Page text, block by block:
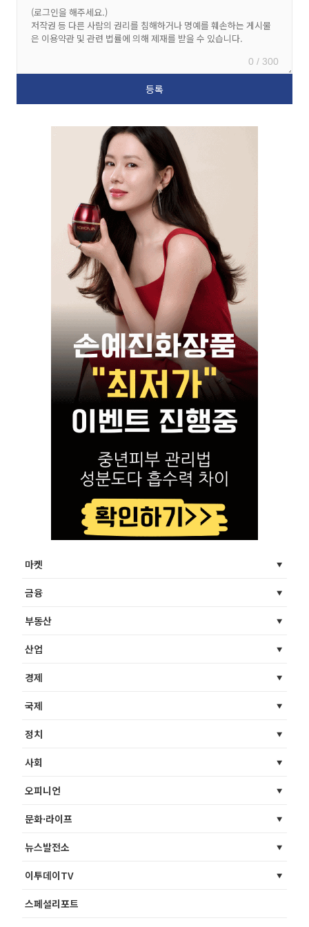
0 / 300
마켓
금융
부동산
산업
경제
국제
정치
사회
오피니언
문화·라이프
뉴스발전소
이투데이TV
스페셜리포트